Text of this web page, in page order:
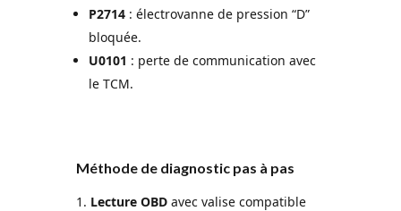
P2714: électrovanne de pression “D”
bloquée.
U0101 : perte de communication avec
le TCM.
Méthode de diagnostic pas à pas
Lecture OBDavec valise compatible